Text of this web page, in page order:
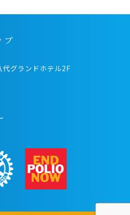
ブ
グランドホテル2F